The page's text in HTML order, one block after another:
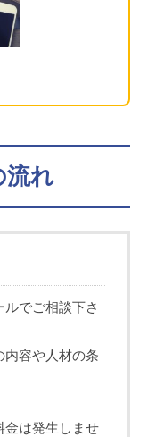
流れ
でご相談下さ
内容や人材の条
は発生しませ